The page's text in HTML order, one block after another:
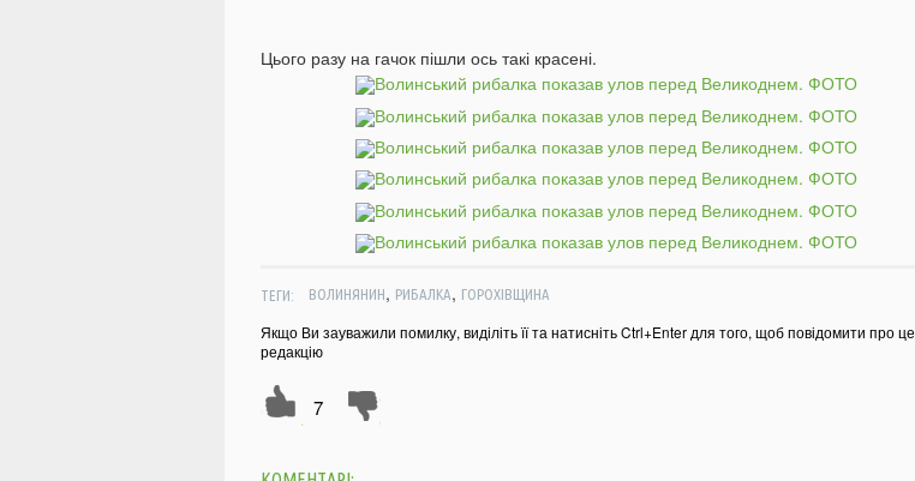
Цього разу на гачок пішли ось такі красені.
ТЕГИ: ВОЛИНЯНИН, РИБАЛКА, ГОРОХІВЩИНА
Якщо Ви зауважили помилку, виділіть її та натисніть Ctrl+Enter для того, щоб повідомити про це
редакцію
7